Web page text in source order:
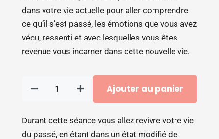
dans votre vie actuelle pour aller comprendre
ce qu’il s’est passé, les émotions que vous avez
vécu, ressenti et avec lesquelles vous êtes
revenue vous incarner dans cette nouvelle vie.
quantité
Séance
d’hypnose
Ajouter au panier
Durant cette séance vous allez revivre votre vie
du passé, en étant dans un état modifié de